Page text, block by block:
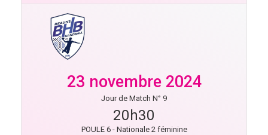
23 novembre 2024
Jour de Match N° 9
20h30
POULE 6 - Nationale 2 féminine